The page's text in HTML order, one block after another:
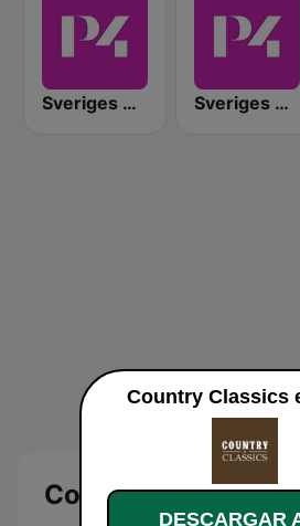
Sveriges Radio P4 Kristianstad Sveriges Radio P4 Östergötland
Country Classics
Country Classics
DESCARGAR